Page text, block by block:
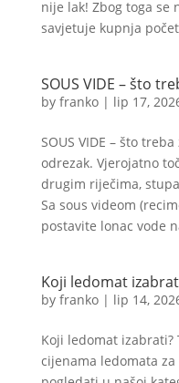
nije lak! Zbog toga se
savjetuje kupnja
SOUS VIDE – što
by franko| lip 17,
SOUS VIDE – što
odrezak. Vjerojatno
drugim riječima,
Sa sous videom
postavite lonac vode
Koji ledomat
by franko| lip 14,
Koji ledomat
cijenama ledomata